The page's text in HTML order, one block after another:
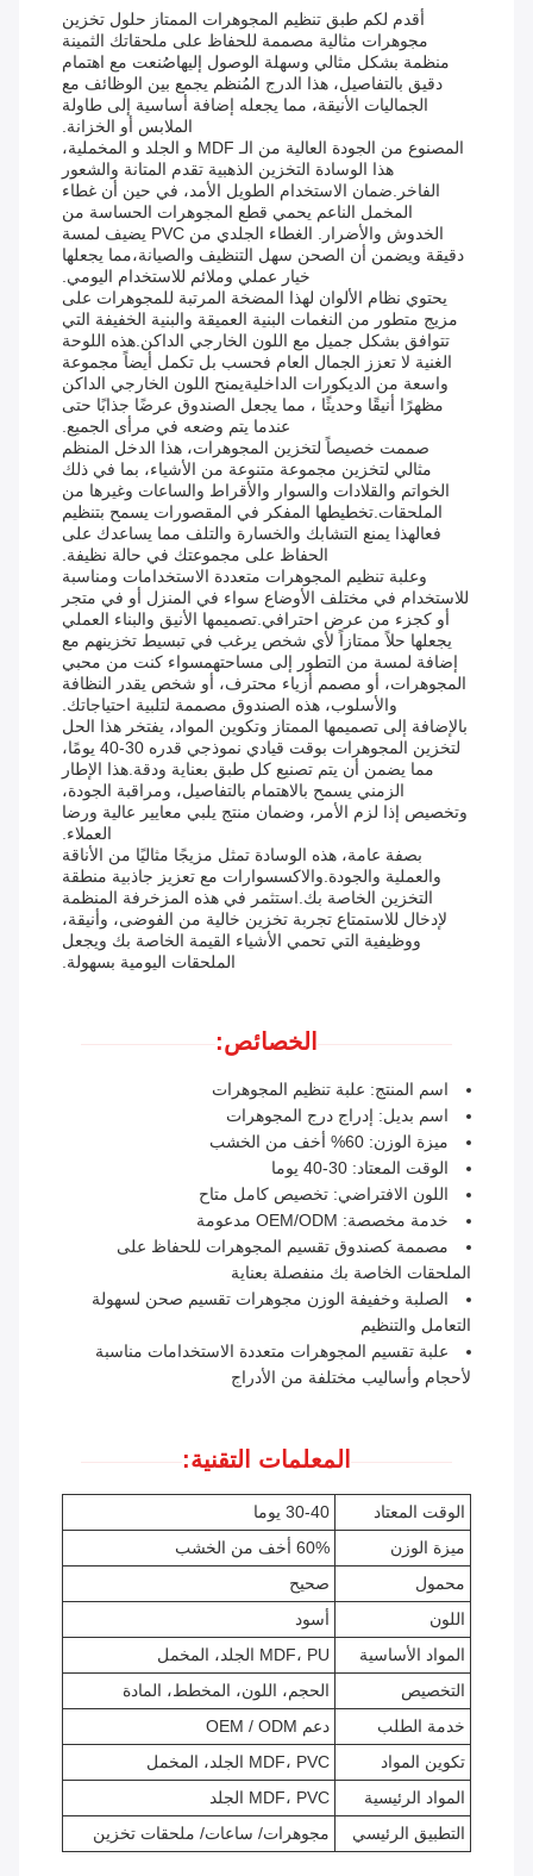
أقدم لكم طبق تنظيم المجوهرات الممتاز حلول تخزين
مجوهرات مثالية مصممة للحفاظ على ملحقاتك الثمينة
منظمة بشكل مثالي وسهلة الوصول إليهاصُنعت مع اهتمام
دقيق بالتفاصيل، هذا الدرج المُنظم يجمع بين الوظائف مع
الجماليات الأنيقة، مما يجعله إضافة أساسية إلى طاولة
الملابس أو الخزانة.
المصنوع من الجودة العالية من الـ MDF و الجلد و المخملية،
هذا الوسادة التخزين الذهبية تقدم المتانة والشعور
الفاخر.ضمان الاستخدام الطويل الأمد، في حين أن غطاء
المخمل الناعم يحمي قطع المجوهرات الحساسة من
الخدوش والأضرار. الغطاء الجلدي من PVC يضيف لمسة
دقيقة ويضمن أن الصحن سهل التنظيف والصيانة،مما يجعلها
خيار عملي وملائم للاستخدام اليومي.
يحتوي نظام الألوان لهذا المضخة المرتبة للمجوهرات على
مزيج متطور من النغمات البنية العميقة والبنية الخفيفة التي
تتوافق بشكل جميل مع اللون الخارجي الداكن.هذه اللوحة
الغنية لا تعزز الجمال العام فحسب بل تكمل أيضاً مجموعة
واسعة من الديكورات الداخليةيمنح اللون الخارجي الداكن
مظهرًا أنيقًا وحديثًا ، مما يجعل الصندوق عرضًا جذابًا حتى
عندما يتم وضعه في مرأى الجميع.
صممت خصيصاً لتخزين المجوهرات، هذا الدخل المنظم
مثالي لتخزين مجموعة متنوعة من الأشياء، بما في ذلك
الخواتم والقلادات والسوار والأقراط والساعات وغيرها من
الملحقات.تخطيطها المفكر في المقصورات يسمح بتنظيم
فعالهذا يمنع التشابك والخسارة والتلف مما يساعدك على
الحفاظ على مجموعتك في حالة نظيفة.
وعلبة تنظيم المجوهرات متعددة الاستخدامات ومناسبة
للاستخدام في مختلف الأوضاع سواء في المنزل أو في متجر
أو كجزء من عرض احترافي.تصميمها الأنيق والبناء العملي
يجعلها حلاً ممتازاً لأي شخص يرغب في تبسيط تخزينهم مع
إضافة لمسة من التطور إلى مساحتهمسواء كنت من محبي
المجوهرات، أو مصمم أزياء محترف، أو شخص يقدر النظافة
والأسلوب، هذه الصندوق مصممة لتلبية احتياجاتك.
بالإضافة إلى تصميمها الممتاز وتكوين المواد، يفتخر هذا الحل
لتخزين المجوهرات بوقت قيادي نموذجي قدره 30-40 يومًا،
مما يضمن أن يتم تصنيع كل طبق بعناية ودقة.هذا الإطار
الزمني يسمح بالاهتمام بالتفاصيل، ومراقبة الجودة،
وتخصيص إذا لزم الأمر، وضمان منتج يلبي معايير عالية ورضا
العملاء.
بصفة عامة، هذه الوسادة تمثل مزيجًا مثاليًا من الأناقة
والعملية والجودة.والاكسسوارات مع تعزيز جاذبية منطقة
التخزين الخاصة بك.استثمر في هذه المزخرفة المنظمة
لإدخال للاستمتاع تجربة تخزين خالية من الفوضى، وأنيقة،
ووظيفية التي تحمي الأشياء القيمة الخاصة بك ويجعل
الملحقات اليومية بسهولة.
الخصائص:
اسم المنتج: علبة تنظيم المجوهرات
اسم بديل: إدراج درج المجوهرات
ميزة الوزن: 60% أخف من الخشب
الوقت المعتاد: 30-40 يوما
اللون الافتراضي: تخصيص كامل متاح
خدمة مخصصة: OEM/ODM مدعومة
مصممة كصندوق تقسيم المجوهرات للحفاظ على
الملحقات الخاصة بك منفصلة بعناية
الصلبة وخفيفة الوزن مجوهرات تقسيم صحن لسهولة
التعامل والتنظيم
علبة تقسيم المجوهرات متعددة الاستخدامات مناسبة
لأحجام وأساليب مختلفة من الأدراج
المعلمات التقنية:
الوقت المعتاد
30-40 يوما
ميزة الوزن
60% أخف من الخشب
محمول
صحيح
اللون
أسود
المواد الأساسية
MDF، PU الجلد، المخمل
التخصيص
الحجم، اللون، المخطط، المادة
خدمة الطلب
دعم OEM / ODM
تكوين المواد
MDF، PVC الجلد، المخمل
المواد الرئيسية
MDF، PVC الجلد
التطبيق الرئيسي
مجوهرات/ ساعات/ ملحقات تخزين